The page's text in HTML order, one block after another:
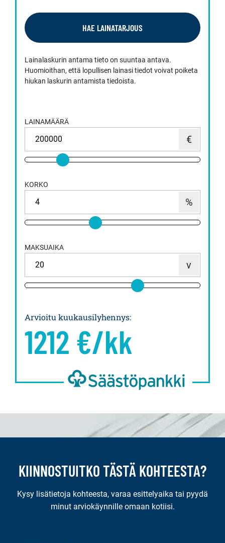
HAE LAINATARJOUS
Lainalaskurin antama tieto on suuntaa antava.
Huomioithan, että lopullisen lainasi tiedot voivat poiketa
hiukan laskurin antamista tiedoista.
LAINAMÄÄRÄ
KORKO
MAKSUAIKA
Arvioitu kuukausilyhennys:
1212 €/kk
KIINNOSTUITKO TÄSTÄ KOHTEESTA?
Kysy lisätietoja kohteesta, varaa esittelyaika tai pyydä
minut arviokäynnille omaan kotiisi.